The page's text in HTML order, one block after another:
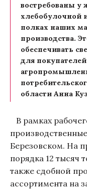
востребованы у
хлебобулочной
полках наших
производства.
обеспечивать
для
области Анна
В рамках
Березовском. На
порядка 12 тысяч
также сдобной
ассортимента на